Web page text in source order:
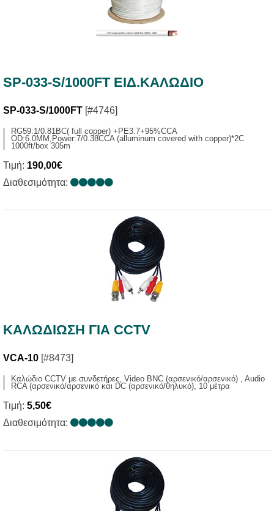
SP-033-S/1000FT ΕΙΔ.ΚΑΛΩΔΙΟ
SP-033-S/1000FT [#4746]
RG59:1/0.81BC( full copper) +PE3.7+95%CCA
OD:6.0MM,Power:7/0.38CCA (alluminum covered with copper)*2C
1000ft/box 305m
Τιμή: 190,00€
Διαθεσιμότητα:
ΚΑΛΩΔΙΩΣΗ ΓΙΑ CCTV
VCA-10 [#8473]
Καλώδιο CCTV με συνδετήρες, Video BNC (αρσενικό/αρσενικό) , Audio
RCA (αρσενικό/αρσενικό και DC (αρσενικό/θηλυκό), 10 μέτρα
Τιμή: 5,50€
Διαθεσιμότητα: